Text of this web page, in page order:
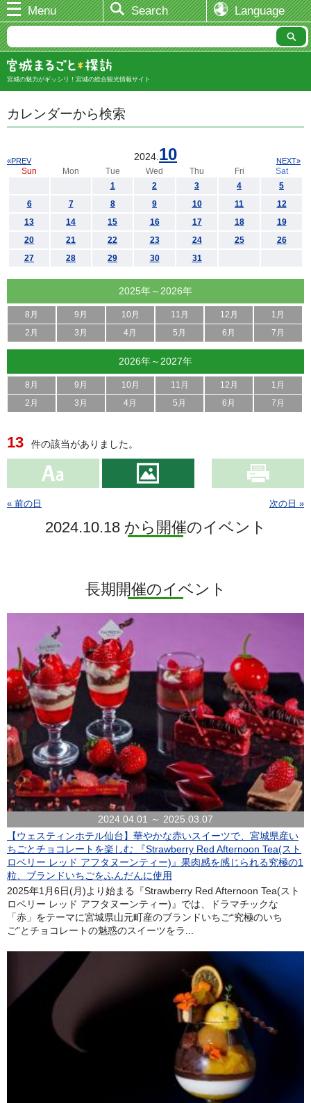
Menu Search Language
宮城の魅力がギッシリ！宮城の総合観光情報サイト
カレンダーから検索
2024. 10
«PREV NEXT»
Sun Mon Tue Wed Thu Fri
Sat
1
2 3 4
5
6
7 8 9 10 11
12
13
14 15 16 17 18
19
20
21 22 23 24 25
26
27
28 29 30 31
2025年～2026年
8月 9月 10月 11月 12月
1月
2月
3月 4月 5月 6月 7月
2026年～2027年
8月 9月 10月 11月 12月
1月
2月
3月 4月 5月 6月 7月
13 件の該当がありました。
« 前の日 次の日 »
2024.10.18 から開催のイベント
長期開催のイベント
2024.04.01 ～ 2025.03.07
【ウェスティンホテル仙台】華やかな赤いスイーツで、宮城県産い
ちごとチョコレートを楽しむ 『Strawberry Red Afternoon Tea(スト
ロベリー レッド アフタヌーンティー)』果肉感を感じられる究極の1
粒、ブランドいちごをふんだんに使用
2025年1月6日(月)より始まる『Strawberry Red Afternoon Tea(スト
ロベリー レッド アフタヌーンティー)』では、ドラマチックな
「赤」をテーマに宮城県山元町産のブランドいちご“究極のいち
ご”とチョコレートの魅惑のスイーツをラ...